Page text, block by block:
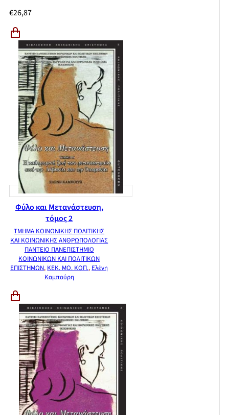
€26,87
Φύλο και Μετανάστευση,
τόμος 2
ΤΜΗΜΑ ΚΟΙΝΩΝΙΚΗΣ ΠΟΛΙΤΙΚΗΣ
ΚΑΙ ΚΟΙΝΩΝΙΚΗΣ ΑΝΘΡΩΠΟΛΟΓΙΑΣ
ΠΑΝΤΕΙΟ ΠΑΝΕΠΙΣΤΗΜΙΟ
ΚΟΙΝΩΝΙΚΩΝ ΚΑΙ ΠΟΛΙΤΙΚΩΝ
ΕΠΙΣΤΗΜΩΝ, ΚΕΚ. ΜΟ. ΚΟΠ., Ελένη
Καμπούρη